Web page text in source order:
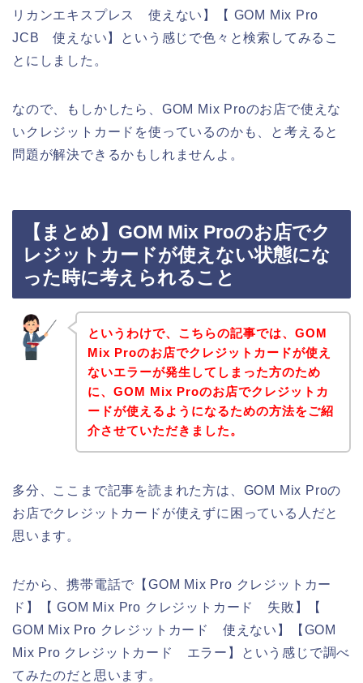
リカンエキスプレス 使えない】【 GOM Mix Pro
JCB 使えない】という感じで色々と検索してみるこ
とにしました。
なので、もしかしたら、GOM Mix Proのお店で使えな
いクレジットカードを使っているのかも、と考えると
問題が解決できるかもしれませんよ。
【まとめ】GOM Mix Proのお店でク
レジットカードが使えない状態にな
った時に考えられること
というわけで、こちらの記事では、GOM
Mix Proのお店でクレジットカードが使え
ないエラーが発生してしまった方のため
に、GOM Mix Proのお店でクレジットカ
ードが使えるようになるための方法をご紹
介させていただきました。
多分、ここまで記事を読まれた方は、GOM Mix Proの
お店でクレジットカードが使えずに困っている人だと
思います。
だから、携帯電話で【GOM Mix Pro クレジットカー
ド】【 GOM Mix Pro クレジットカード 失敗】【
GOM Mix Pro クレジットカード 使えない】【GOM
Mix Pro クレジットカード エラー】という感じで調べ
てみたのだと思います。